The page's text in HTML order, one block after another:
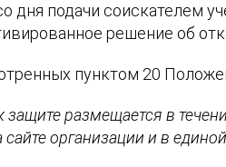
дня подачи соискателем
решение об
пунктом 20
размещается в
организации и в